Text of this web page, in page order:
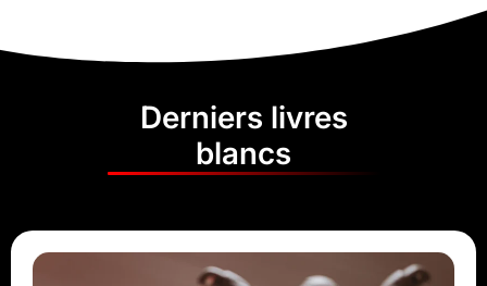
Derniers livres
blancs